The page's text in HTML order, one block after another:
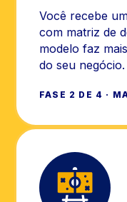
Você recebe
com matriz de
modelo faz
do seu negócio.
FASE 2 DE 4 ·